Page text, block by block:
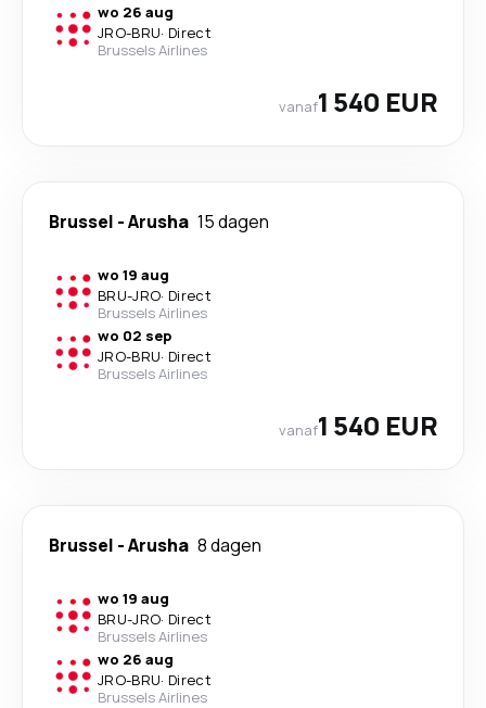
wo 26 aug
JRO-BRU· Direct
Brussels Airlines
vanaf1 540 EUR
Brussel -Arusha 15 dagen
wo 19 aug
BRU-JRO· Direct
Brussels Airlines
wo 02 sep
JRO-BRU· Direct
Brussels Airlines
vanaf1 540 EUR
Brussel -Arusha 8 dagen
wo 19 aug
BRU-JRO· Direct
Brussels Airlines
wo 26 aug
JRO-BRU· Direct
Brussels Airlines